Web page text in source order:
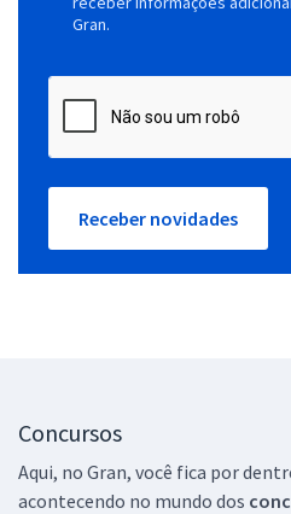
Gran.
Receber novidades
Concursos
Aqui, no Gran, você fica por
acontecendo no mundo dos